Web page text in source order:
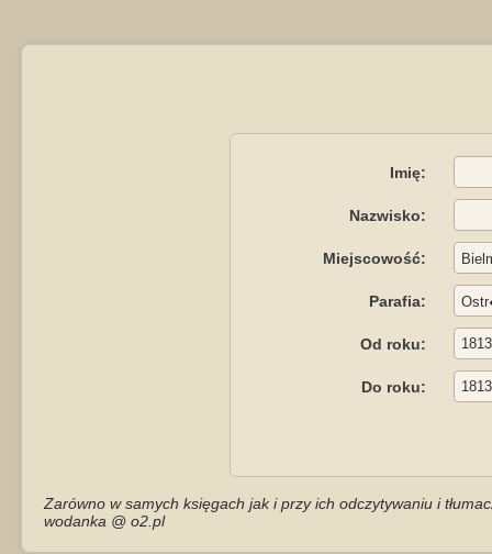
Imię:
Nazwisko:
Miejscowość:
Parafia:
Od roku:
Do roku:
Zarówno w samych księgach jak i przy ich odczytywaniu i
wodanka @ o2.pl